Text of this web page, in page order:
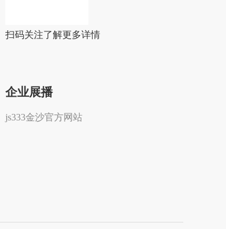
扫码关注了解更多详情
企业展播
js333金沙官方网站